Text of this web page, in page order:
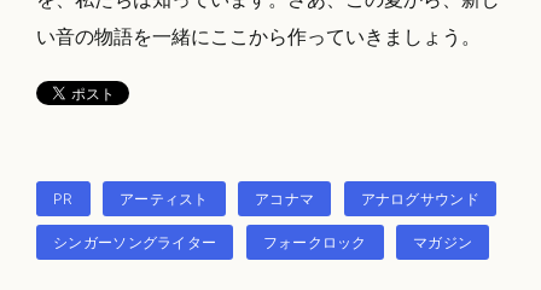
い音の物語を一緒にここから作っていきましょう。
タ
PR アーティスト アコナマ アナログサウンド
シンガーソングライター フォークロック マガジン